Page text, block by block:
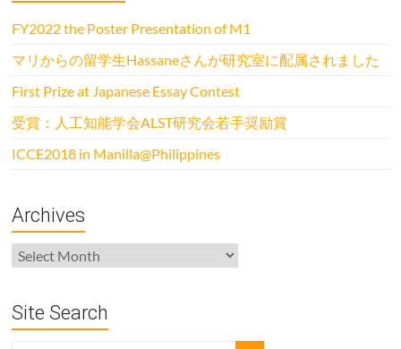
FY2022 the Poster Presentation of M1
マリからの留学生Hassaneさんが研究室に配属されました
First Prize at Japanese Essay Contest
受賞：人工知能学会ALST研究会若手奨励賞
ICCE2018 in Manilla@Philippines
Archives
Archives
Site Search